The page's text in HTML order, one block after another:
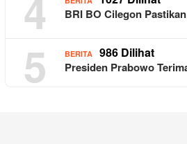
BRI BO Cilegon
5 BERITA 986 Dilihat
Presiden Prabowo